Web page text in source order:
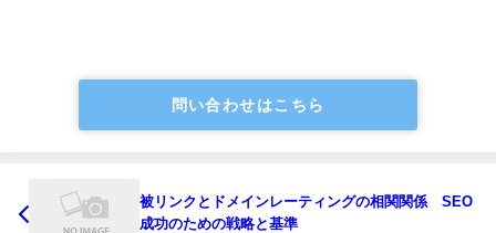
問い合わせはこちら
被リンクとドメインレーティングの相関関係 SEO
成功のための戦略と基準